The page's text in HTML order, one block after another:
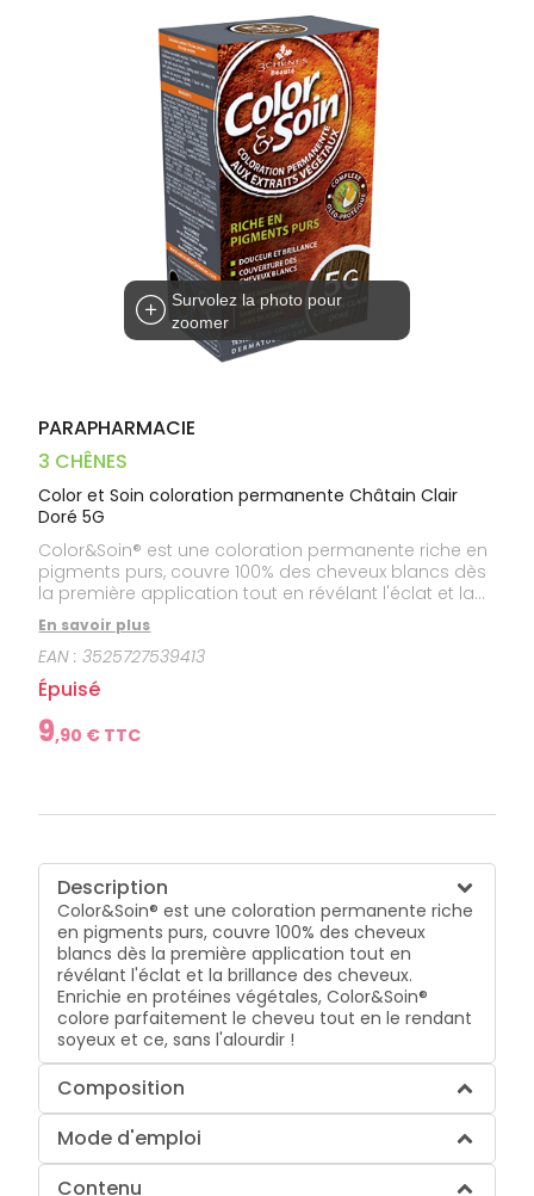
Dispositifs
médicaux
Cheveux
Corps
Homme
Solaire
Visage
PHARMACIES
DE GARDE
APPLICATION
DE SANTÉ
Survolez la photo pour
zoomer
PARAPHARMACIE
3 CHÊNES
Color et Soin coloration permanente Châtain Clair
Doré 5G
Color&Soin® est une coloration permanente riche en
pigments purs, couvre 100% des cheveux blancs dès
la première application tout en révélant l'éclat et la
brillance des cheveux. Enrichie en protéines
végétales, Color&Soin® colore parfaitement le
cheveu tout en le rendant soyeux et ce, sans
l'alourdir !
En savoir plus
EAN :3525727539413
Épuisé
9,90 € TTC
Description
Color&Soin® est une coloration permanente riche
en pigments purs, couvre 100% des cheveux
blancs dès la première application tout en
révélant l'éclat et la brillance des cheveux.
Enrichie en protéines végétales, Color&Soin®
colore parfaitement le cheveu tout en le rendant
soyeux et ce, sans l'alourdir !
Composition
Mode d'emploi
Contenu